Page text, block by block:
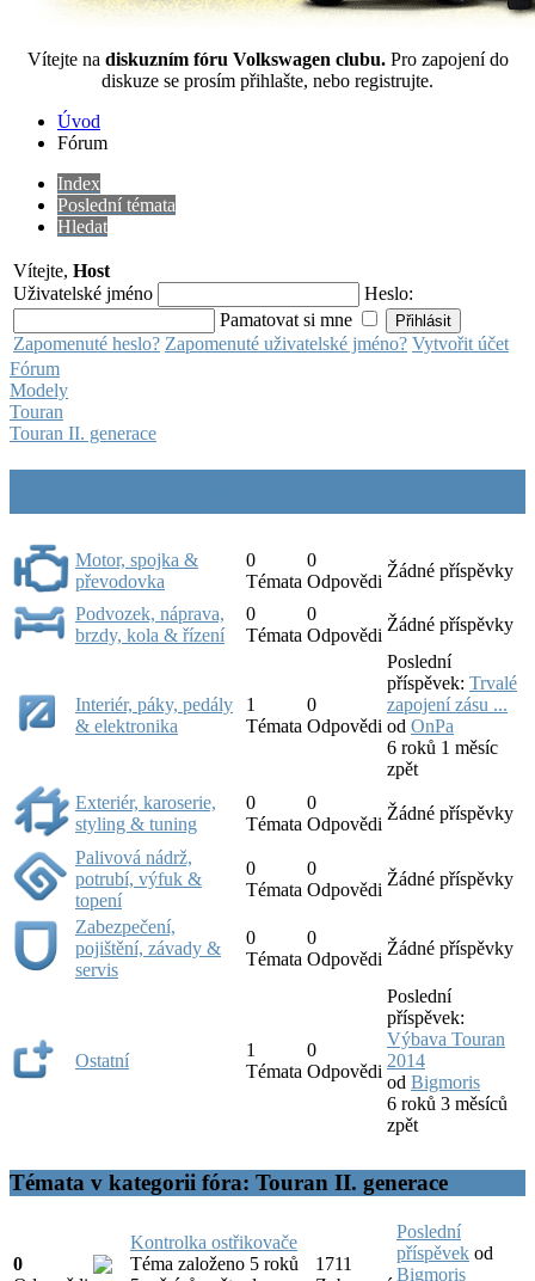
Vítejte na diskuzním fóru Volkswagen clubu. Pro zapojení do
diskuze se prosím přihlašte, nebo registrujte.
Úvod
Fórum
Index
Poslední témata
Hledat
Vítejte, Host
Uživatelské jméno
Heslo:
Pamatovat si mne
Zapomenuté heslo? Zapomenuté uživatelské jméno? Vytvořit účet
Fórum
Modely
Touran
Touran II. generace
Motor, spojka &
převodovka
0
Témata
0
Odpovědi
Žádné příspěvky
Podvozek, náprava,
brzdy, kola & řízení
0
Témata
0
Odpovědi
Žádné příspěvky
Interiér, páky, pedály
& elektronika
1
Témata
0
Odpovědi
Poslední
příspěvek: Trvalé
zapojení zásu ...
od OnPa
6 roků 1 měsíc
zpět
Exteriér, karoserie,
styling & tuning
0
Témata
0
Odpovědi
Žádné příspěvky
Palivová nádrž,
potrubí, výfuk &
topení
0
Témata
0
Odpovědi
Žádné příspěvky
Zabezpečení,
pojištění, závady &
servis
0
Témata
0
Odpovědi
Žádné příspěvky
Ostatní
1
Témata
0
Odpovědi
Poslední
příspěvek:
Výbava Touran
2014
od Bigmoris
6 roků 3 měsíců
zpět
Témata v kategorii fóra: Touran II. generace
0
Kontrolka ostřikovače
Téma založeno 5 roků
1711
Poslední
příspěvek od
Bigmoris